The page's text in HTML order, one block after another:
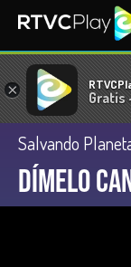
× Gratis
Salvando
Dímelo